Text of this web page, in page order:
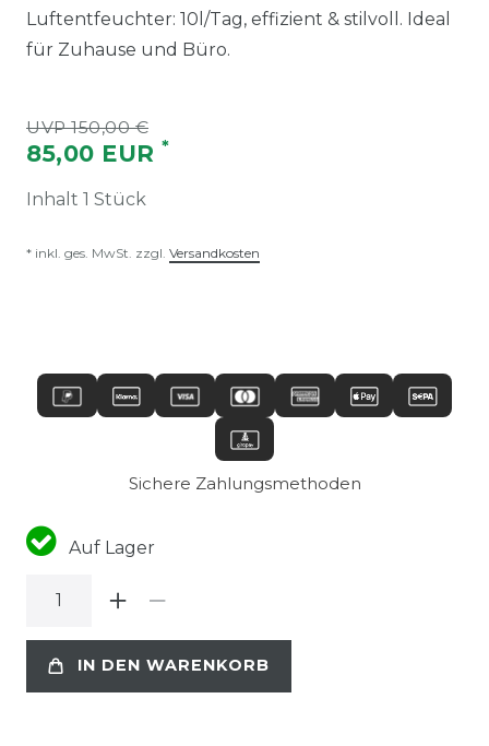
Luftentfeuchter: 10l/Tag, effizient & stilvoll. Ideal
für Zuhause und Büro.
UVP 150,00 €
85,00 EUR *
Inhalt 1 Stück
* inkl. ges. MwSt. zzgl. Versandkosten
Sichere Zahlungsmethoden
Auf Lager
IN DEN WARENKORB